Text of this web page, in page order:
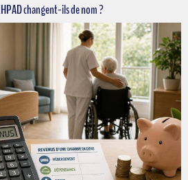
changent-ils de nom ?